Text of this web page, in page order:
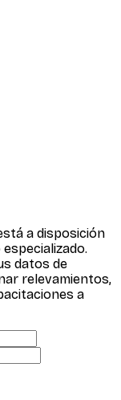
a disposición
datos de
relevamientos,
a